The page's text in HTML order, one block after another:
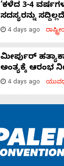
‘ಕಳೆದ 3-4
ಸದಸ್ಯರನ್ನು
4 days ago
ಮೀರ್ಪುರ್
ಅಂತ್ಯಕ್ಕೆ ಆರಂಭ
4 days ago